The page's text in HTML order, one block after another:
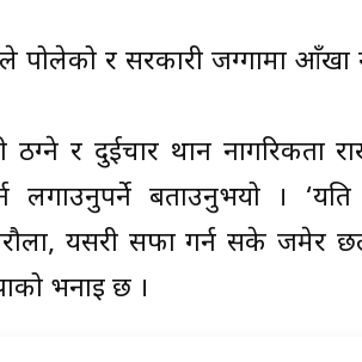
र सरकारी जग्गामा आँखा
ठग्ने र दुईचार थान नागरिकता
लगाउनुपर्ने बताउनुभयो ।
यसरी सफा गर्न सके जमेर
भनाइ छ ।